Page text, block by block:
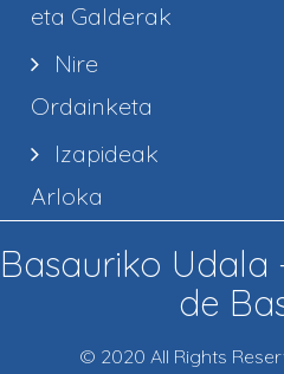
eta Galderak
Nire
Ordainketa
Izapideak
Arloka
Basauriko
de
© 2020 All Rights